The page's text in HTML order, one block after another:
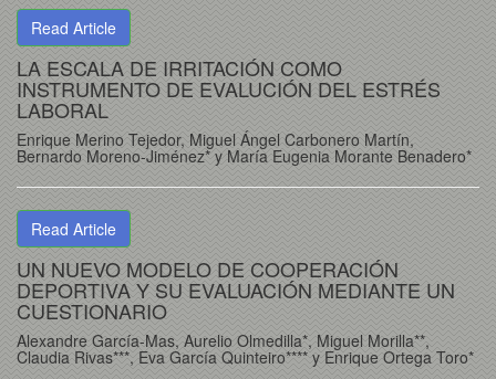
Read Article
LA ESCALA DE IRRITACIÓN COMO
INSTRUMENTO DE EVALUCIÓN DEL ESTRÉS
LABORAL
Enrique Merino Tejedor, Miguel Ángel Carbonero Martín,
Bernardo Moreno-Jiménez* y María Eugenia Morante Benadero*
Read Article
UN NUEVO MODELO DE COOPERACIÓN
DEPORTIVA Y SU EVALUACIÓN MEDIANTE UN
CUESTIONARIO
Alexandre García-Mas, Aurelio Olmedilla*, Miguel Morilla**,
Claudia Rivas***, Eva García Quinteiro**** y Enrique Ortega Toro*